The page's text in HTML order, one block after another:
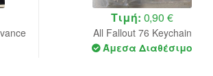
Τιμή: 0,90 €
All Fallout 76 Keychain
Άμεσα Διαθέσιμο